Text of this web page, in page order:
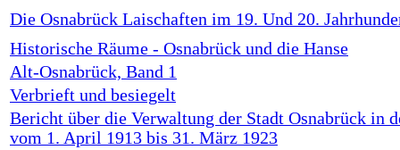
Die Osnabrück Laischaften im 19. Und 20.
Historische Räume - Osnabrück und die Hanse
Alt-Osnabrück, Band 1
Verbrieft und besiegelt
Bericht über die Verwaltung der Stadt Osnabrück in
vom 1. April 1913 bis 31. März 1923